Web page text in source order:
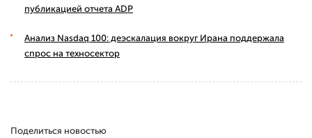
публикацией отчета ADP
Анализ Nasdaq 100: деэскалация вокруг Ирана поддержала
спрос на техносектор
Поделиться новостью